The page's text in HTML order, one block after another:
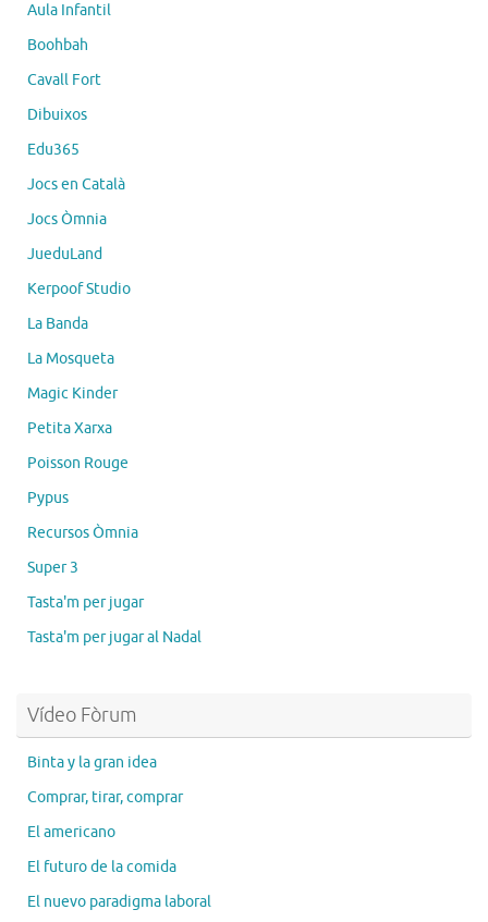
Aula Infantil
Boohbah
Cavall Fort
Dibuixos
Edu365
Jocs en Català
Jocs Òmnia
JueduLand
Kerpoof Studio
La Banda
La Mosqueta
Magic Kinder
Petita Xarxa
Poisson Rouge
Pypus
Recursos Òmnia
Super 3
Tasta'm per jugar
Tasta'm per jugar al Nadal
Vídeo Fòrum
Binta y la gran idea
Comprar, tirar, comprar
El americano
El futuro de la comida
El nuevo paradigma laboral